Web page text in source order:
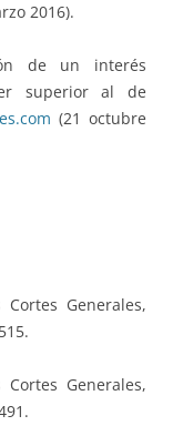
2016).
de un interés
superior al de
(21 octubre
Generales,
Generales,